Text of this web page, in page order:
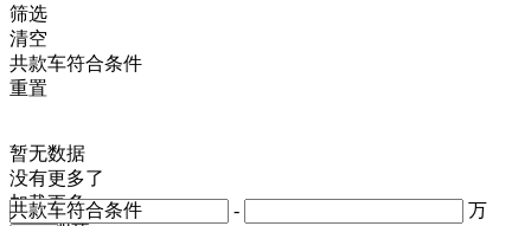
- 万
共款车符合条件
筛选
清空
共款车符合条件
重置
暂无数据
没有更多了
加载更多